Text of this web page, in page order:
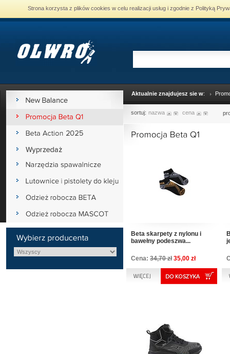
Strona korzysta z plików cookies w celu realizacji usług i zgodnie z Polityką
Aktualnie znajdujesz sie w:
sortuj: nazwa cena
Beta skarpety z nylonu i
bawełny podeszwa...
Cena: 34,70 zł 35,00 zł